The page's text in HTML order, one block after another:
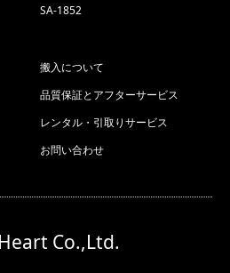
SA-1852
搬入について
品質保証とアフターサービス
レンタル・引取りサービス
お問い合わせ
Co.,Ltd.